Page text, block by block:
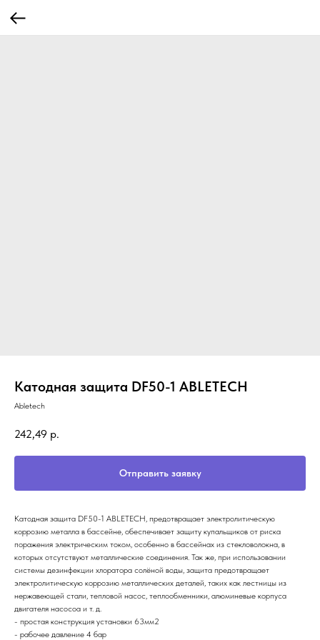
Катодная защита DF50-1 ABLETECH
Abletech
242,49 р.
Отправить заявку
Катодная защита DF50-1 ABLETECH, предотвращает электролитическую
коррозию металла в бассейне, обеспечивает защиту купальщиков от риска
поражения электрическим током, особенно в бассейнах из стекловолокна, в
которых отсутствуют металлические соединения. Так же, при использовании
системы дезинфекции хлоратора солёной воды, защита предотвращает
электролитическую коррозию металлических деталей, таких как лестницы из
нержавеющей стали, тепловой насос, теплообменники, алюминевые корпуса
двигателя насосоа и т. д.
- простая конструкция установки 63мм2
- рабочее давление 4 бар